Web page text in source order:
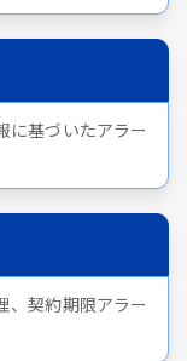
に基づいたアラー
、契約期限アラー